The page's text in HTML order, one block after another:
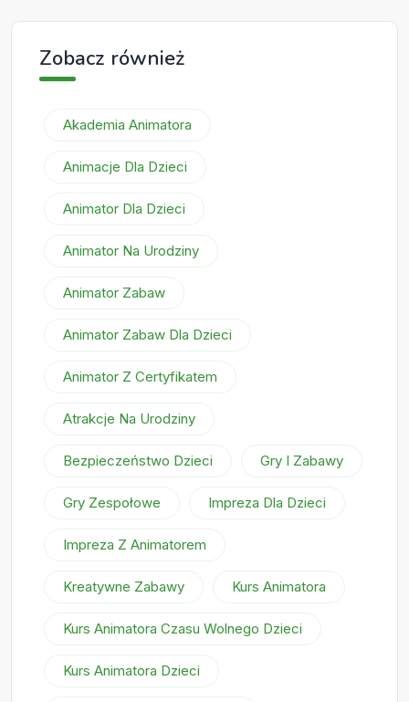
Zobacz również
Akademia Animatora
Animacje Dla Dzieci
Animator Dla Dzieci
Animator Na Urodziny
Animator Zabaw
Animator Zabaw Dla Dzieci
Animator Z Certyfikatem
Atrakcje Na Urodziny
Bezpieczeństwo Dzieci Gry I Zabawy
Gry Zespołowe Impreza Dla Dzieci
Impreza Z Animatorem
Kreatywne Zabawy Kurs Animatora
Kurs Animatora Czasu Wolnego Dzieci
Kurs Animatora Dzieci